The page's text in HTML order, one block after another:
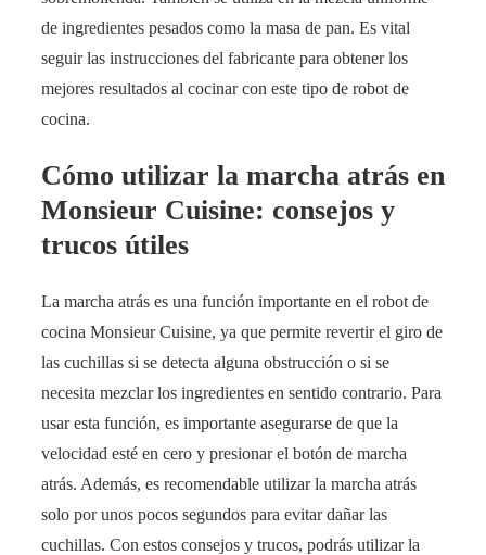
de ingredientes pesados como la masa de pan. Es vital
seguir las instrucciones del fabricante para obtener los
mejores resultados al cocinar con este tipo de robot de
cocina.
Cómo utilizar la marcha atrás en
Monsieur Cuisine: consejos y
trucos útiles
La marcha atrás es una función importante en el robot de
cocina Monsieur Cuisine, ya que permite revertir el giro de
las cuchillas si se detecta alguna obstrucción o si se
necesita mezclar los ingredientes en sentido contrario. Para
usar esta función, es importante asegurarse de que la
velocidad esté en cero y presionar el botón de marcha
atrás. Además, es recomendable utilizar la marcha atrás
solo por unos pocos segundos para evitar dañar las
cuchillas. Con estos consejos y trucos, podrás utilizar la